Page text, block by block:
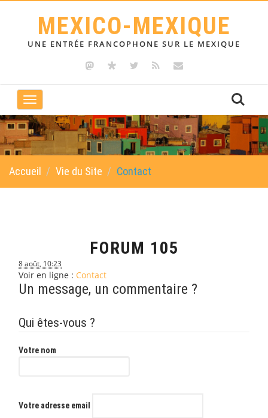
MEXICO-MEXIQUE
UNE ENTRÉE FRANCOPHONE SUR LE MEXIQUE
Toggle
navigation
Accueil Vie du Site Contact
FORUM 105
8 août, 10:23
Voir en ligne : Contact
Un message, un commentaire ?
Qui êtes-vous ?
Votre nom
Votre adresse email